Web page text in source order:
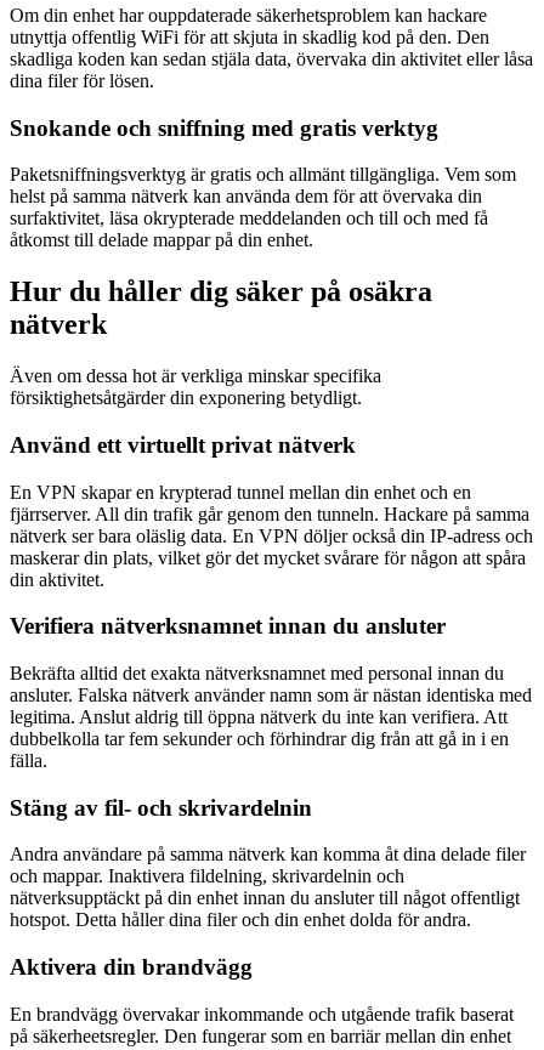
Om din enhet har ouppdaterade säkerhetsproblem kan hackare
utnyttja offentlig WiFi för att skjuta in skadlig kod på den. Den
skadliga koden kan sedan stjäla data, övervaka din aktivitet eller låsa
dina filer för lösen.
Snokande och sniffning med gratis verktyg
Paketsniffningsverktyg är gratis och allmänt tillgängliga. Vem som
helst på samma nätverk kan använda dem för att övervaka din
surfaktivitet, läsa okrypterade meddelanden och till och med få
åtkomst till delade mappar på din enhet.
Hur du håller dig säker på osäkra
nätverk
Även om dessa hot är verkliga minskar specifika
försiktighetsåtgärder din exponering betydligt.
Använd ett virtuellt privat nätverk
En VPN skapar en krypterad tunnel mellan din enhet och en
fjärrserver. All din trafik går genom den tunneln. Hackare på samma
nätverk ser bara oläslig data. En VPN döljer också din IP-adress och
maskerar din plats, vilket gör det mycket svårare för någon att spåra
din aktivitet.
Verifiera nätverksnamnet innan du ansluter
Bekräfta alltid det exakta nätverksnamnet med personal innan du
ansluter. Falska nätverk använder namn som är nästan identiska med
legitima. Anslut aldrig till öppna nätverk du inte kan verifiera. Att
dubbelkolla tar fem sekunder och förhindrar dig från att gå in i en
fälla.
Stäng av fil- och skrivardelnin
Andra användare på samma nätverk kan komma åt dina delade filer
och mappar. Inaktivera fildelning, skrivardelnin och
nätverksupptäckt på din enhet innan du ansluter till något offentligt
hotspot. Detta håller dina filer och din enhet dolda för andra.
Aktivera din brandvägg
En brandvägg övervakar inkommande och utgående trafik baserat
på säkerheetsregler. Den fungerar som en barriär mellan din enhet